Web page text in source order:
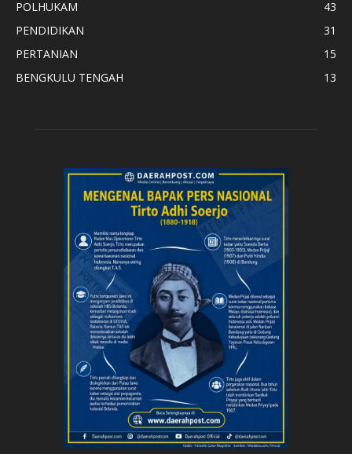
POLHUKAM
43
PENDIDIKAN
31
PERTANIAN
15
BENGKULU TENGAH
13